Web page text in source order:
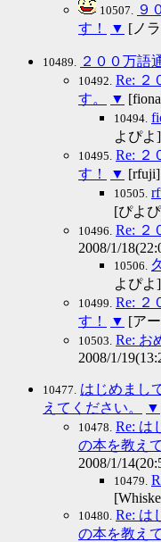
10507.
９
す！
▼ [ノ
10489. ２００万語
10492. Re: ２
す。
▼
10494.
よぴよ
10495. Re: ２
す！
▼ [rfuji]
10505.
[ぴよ
10496. Re: ２
2008/1/
10506.
よぴよ
10499. Re: ２
す！
▼ [ア
10503. Re: お
2008/1/
10477. はじめまし
えてください。
▼
10478. Re: は
の本を教え
2008/1/
10479.
10480. Re: は
の本を教え